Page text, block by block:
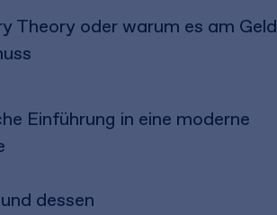
Theory oder warum es am Geld
Einführung in eine moderne
dessen